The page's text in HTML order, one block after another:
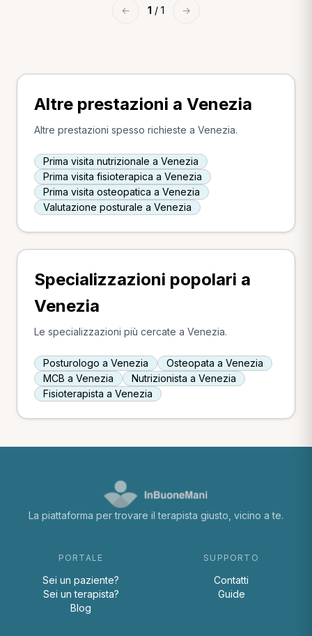
← 1 / 1 →
Altre prestazioni a Venezia
Altre prestazioni spesso richieste a Venezia.
Prima visita nutrizionale a Venezia
Prima visita fisioterapica a Venezia
Prima visita osteopatica a Venezia
Valutazione posturale a Venezia
Specializzazioni popolari a
Venezia
Le specializzazioni più cercate a Venezia.
Posturologo a Venezia
Osteopata a Venezia
MCB a Venezia
Nutrizionista a Venezia
Fisioterapista a Venezia
La piattaforma per trovare il terapista giusto, vicino a te.
PORTALE
Sei un paziente?
Sei un terapista?
Blog
SUPPORTO
Contatti
Guide